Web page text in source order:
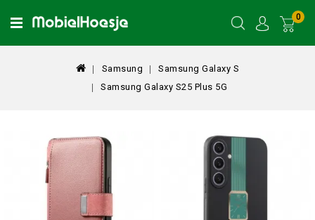
0
Samsung
Samsung Galaxy S
Samsung Galaxy S25 Plus 5G